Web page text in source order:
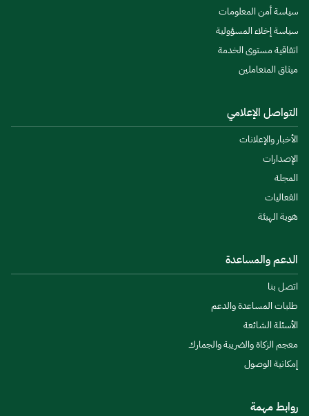
سياسة أمن المعلومات
سياسة إخلاء المسؤولية
اتفاقية مستوى الخدمة
ميثاق المتعاملين
التواصل الإعلامي
الأخبار والإعلانات
الإصدارات
المجلة
الفعاليات
هوية الهيئة
الدعم والمساعدة
اتصل بنا
طلبات المساعدة والدعم
الأسئلة الشائعة
معجم الزكاة والضريبة والجمارك
إمكانية الوصول
روابط مهمة